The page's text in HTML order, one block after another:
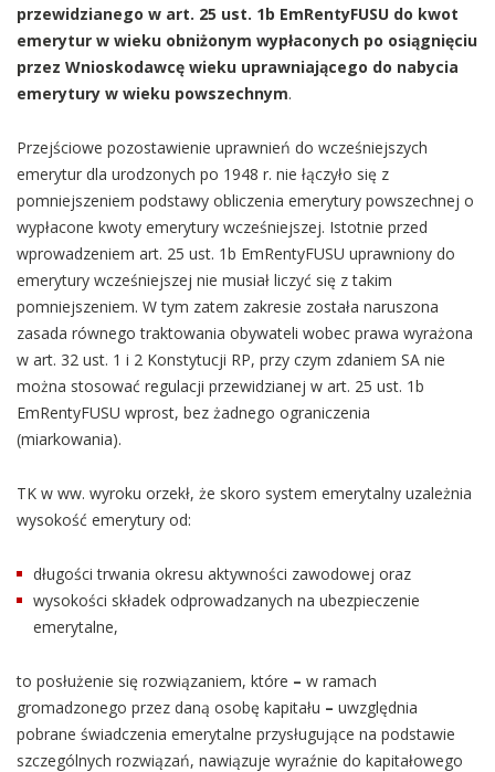
przewidzianego w art. 25 ust. 1b EmRentyFUSU do kwot
emerytur w wieku obniżonym wypłaconych po osiągnięciu
przez Wnioskodawcę wieku uprawniającego do nabycia
emerytury w wieku powszechnym.
Przejściowe pozostawienie uprawnień do wcześniejszych
emerytur dla urodzonych po 1948 r. nie łączyło się z
pomniejszeniem podstawy obliczenia emerytury powszechnej o
wypłacone kwoty emerytury wcześniejszej. Istotnie przed
wprowadzeniem art. 25 ust. 1b EmRentyFUSU uprawniony do
emerytury wcześniejszej nie musiał liczyć się z takim
pomniejszeniem. W tym zatem zakresie została naruszona
zasada równego traktowania obywateli wobec prawa wyrażona
w art. 32 ust. 1 i 2 Konstytucji RP, przy czym zdaniem SA nie
można stosować regulacji przewidzianej w art. 25 ust. 1b
EmRentyFUSU wprost, bez żadnego ograniczenia
(miarkowania).
TK w ww. wyroku orzekł, że skoro system emerytalny uzależnia
wysokość emerytury od:
długości trwania okresu aktywności zawodowej oraz
wysokości składek odprowadzanych na ubezpieczenie
emerytalne,
to posłużenie się rozwiązaniem, które – w ramach
gromadzonego przez daną osobę kapitału – uwzględnia
pobrane świadczenia emerytalne przysługujące na podstawie
szczególnych rozwiązań, nawiązuje wyraźnie do kapitałowego